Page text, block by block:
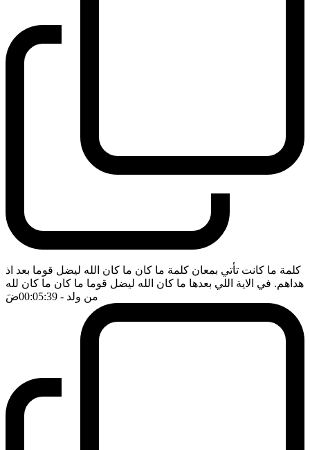
كلمة ما كانت تأتي بمعان كلمة ما كان ما كان الله ليضل قوما بعد اذ
هداهم. في الاية اللي بعدها ما كان الله ليضل قوما ما كان ما كان لله
من ولد - 00:05:39 ضَ